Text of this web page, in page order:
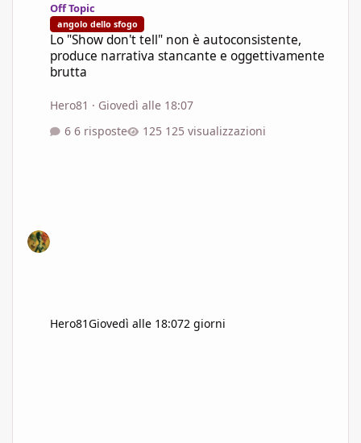
Off Topic
angolo dello sfogo
Lo "Show don't tell" non è autoconsistente,
produce narrativa stancante e oggettivamente
brutta
Hero81 · Giovedì alle 18:07
6 risposte
125 visualizzazioni
Hero81 Giovedì alle 18:072 giorni